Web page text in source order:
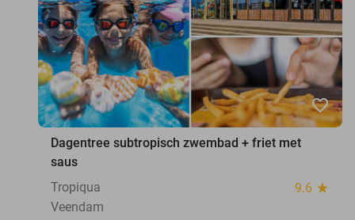
favorite_border
Dagentree subtropisch zwembad + friet met
saus
Tropiqua
9.6 star
Veendam